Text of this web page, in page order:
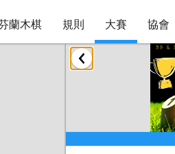
蘭木棋 規則 大賽 協會
2024年1月
2024年1月20日